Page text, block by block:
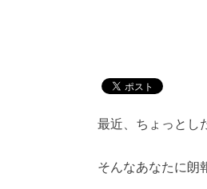
最近、ちょっとし
そんなあなたに朗